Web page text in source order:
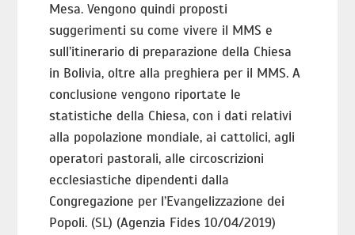
Mesa. Vengono quindi proposti
suggerimenti su come vivere il MMS e
sull’itinerario di preparazione della Chiesa
in Bolivia, oltre alla preghiera per il MMS. A
conclusione vengono riportate le
statistiche della Chiesa, con i dati relativi
alla popolazione mondiale, ai cattolici, agli
operatori pastorali, alle circoscrizioni
ecclesiastiche dipendenti dalla
Congregazione per l’Evangelizzazione dei
Popoli. (SL) (Agenzia Fides 10/04/2019)